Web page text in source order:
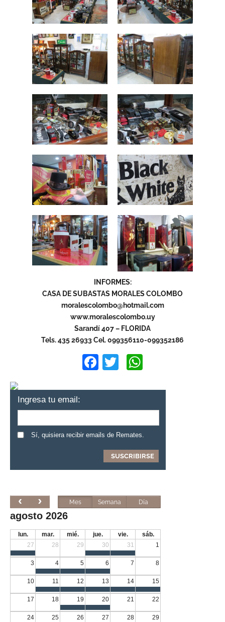
INFORMES:
CASA DE SUBASTAS MORALES COLOMBO
moralescolombo@hotmail.com
www.moralescolombo.uy
Sarandí 407 – FLORIDA
Tels. 435 26933 Cel. 099356110-099352186
Facebook
Twitter
Ingresa tu email:
Sí, quisiera recibir emails de Remates.
Mes Semana Día
agosto 2026
lun. mar. mié. jue. vie.
sáb.
27
28 29 30 31 1
3 4 5 6 7 8
10 11 12 13 14 15
17 18 19 20 21 22
24 25 26 27 28 29